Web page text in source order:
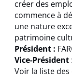
créer des
commence à
une nature
patrimoine
Président :
Vice-Président
Voir la liste